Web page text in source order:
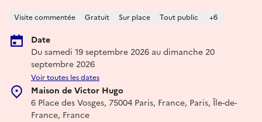
Visite commentée Gratuit Sur place Tout public +6
Date
Du samedi 19 septembre 2026 au dimanche 20
septembre 2026
Voir toutes les dates
Maison de Victor Hugo
6 Place des Vosges, 75004 Paris, France, Paris, Île-de-
France, France